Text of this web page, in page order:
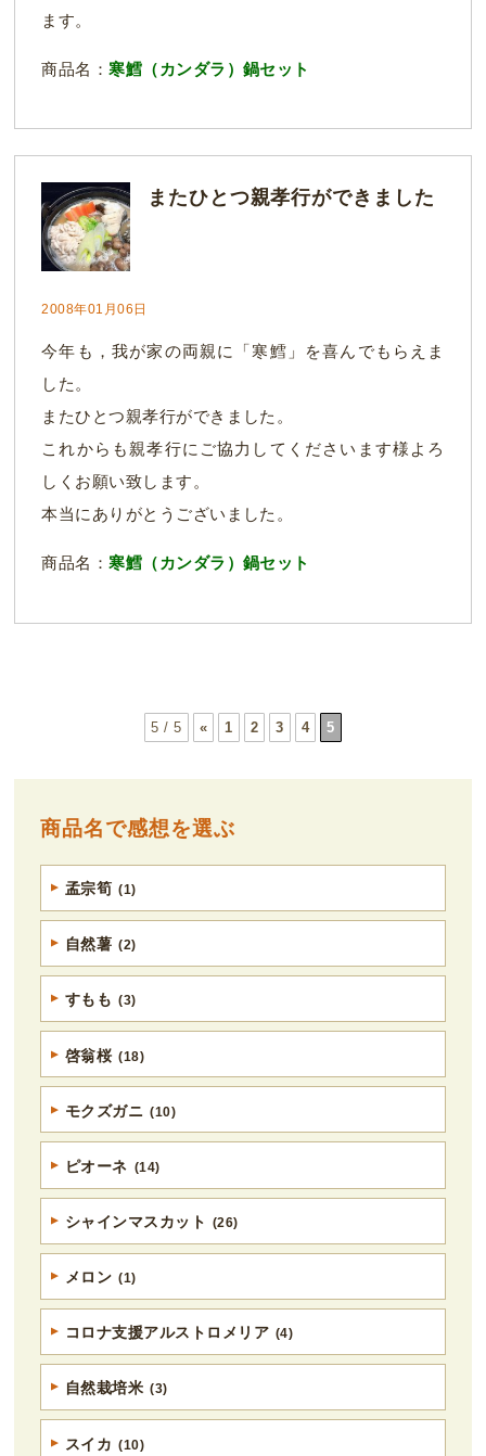
ます。
商品名：寒鱈（カンダラ）鍋セット
またひとつ親孝行ができました
2008年01月06日
今年も，我が家の両親に「寒鱈」を喜んでもらえま
した。
またひとつ親孝行ができました。
これからも親孝行にご協力してくださいます様よろ
しくお願い致します。
本当にありがとうございました。
商品名：寒鱈（カンダラ）鍋セット
5 / 5 « 1 2 3 4 5
商品名で感想を選ぶ
孟宗筍 (1)
自然薯 (2)
すもも (3)
啓翁桜 (18)
モクズガニ (10)
ピオーネ (14)
シャインマスカット (26)
メロン (1)
コロナ支援アルストロメリア (4)
自然栽培米 (3)
スイカ (10)